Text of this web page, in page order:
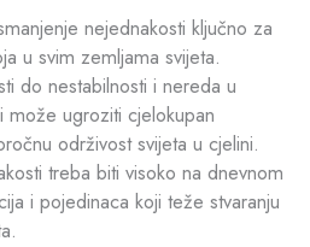
nejednakosti ključno za
u svim zemljama svijeta.
do nestabilnosti i nereda u
može ugroziti cjelokupan
održivost svijeta u cjelini.
treba biti visoko na dnevnom
i pojedinaca koji teže stvaranju